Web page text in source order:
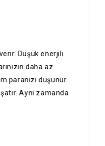
Düşük enerjili
daha az
paranızı düşünür
Aynı zamanda